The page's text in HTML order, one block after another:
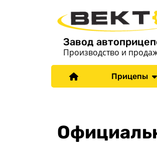
Завод
Производство и
Прицепы